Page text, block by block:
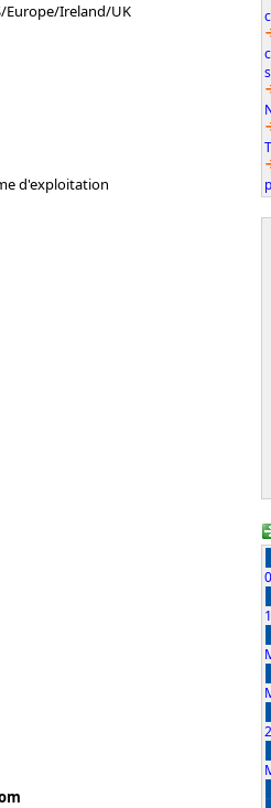
Europe/Ireland/UK
d'exploitation